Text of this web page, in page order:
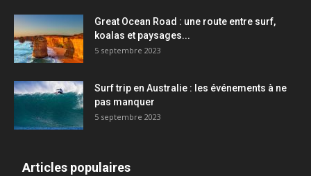
Great Ocean Road : une route entre surf,
koalas et paysages...
5 septembre 2023
Surf trip en Australie : les événements à ne
pas manquer
5 septembre 2023
Articles populaires